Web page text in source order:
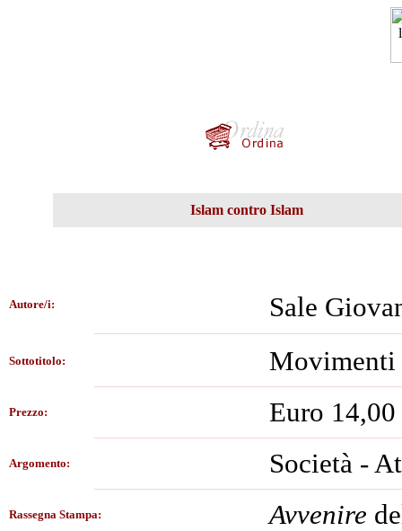
Islam contro Islam
Autore/i: Sale
Sottotitolo: Movimenti
Prezzo: Euro 14,00
Argomento: Società -
Rassegna Stampa: Avvenire